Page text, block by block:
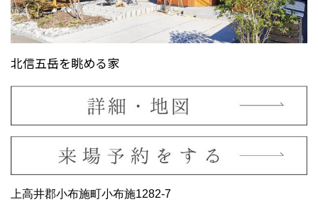
北信五岳を眺める家
上高井郡小布施町小布施1282-7